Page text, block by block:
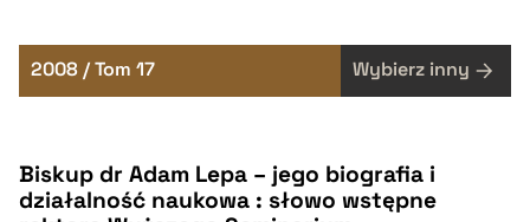
2008 / Tom 17 Wybierz inny
Biskup dr Adam Lepa – jego biografia i
działalność naukowa : słowo wstępne